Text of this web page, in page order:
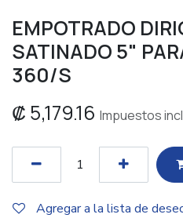
EMPOTRADO
SATINADO 5"
360/S
₡ 5,179.16 Impuestos
Agregar a la lista de